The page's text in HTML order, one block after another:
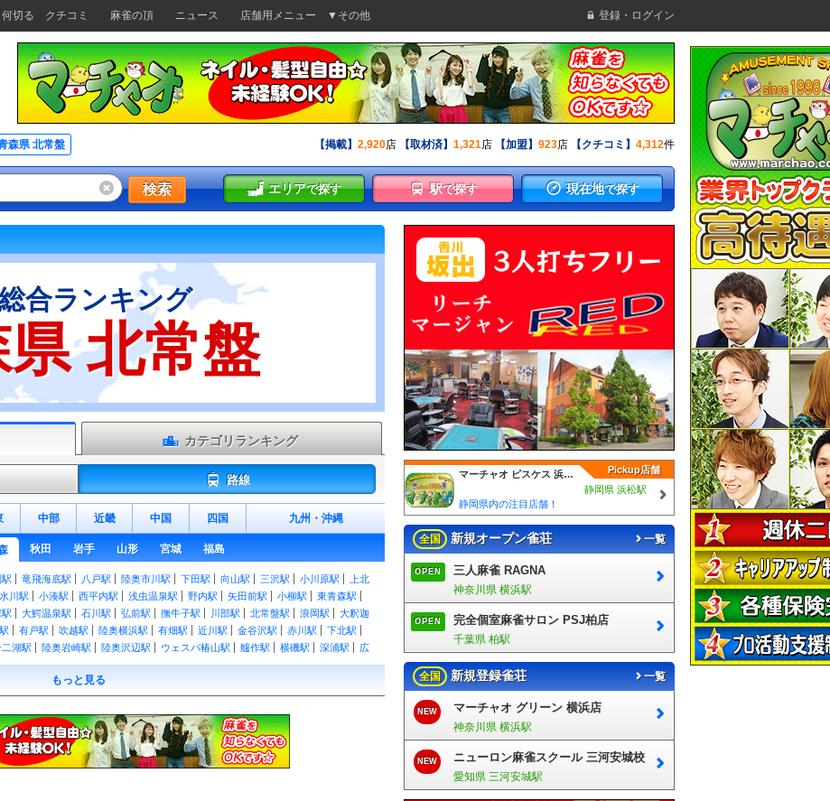
何切る クチコミ 麻雀の頂 ニュース 店舗用メニュー ▼その他 登録・ログイン
森県 北常盤 【掲載】 2,920店 【取材済】 1,321店 【加盟】 923店 【クチコミ】 4,312件
検索 エリアで探す 駅で探す 現在地で探す
合ランキング
北常盤
カテゴリランキング
路線
中部 近畿 中国 四国 九州 ・ 沖縄
秋田 岩手 山形 宮城 福島
竜飛海底駅 八戸駅 陸奥市川駅 下田駅 向山駅 三沢駅 小川原駅
上北
川駅 小湊駅 西平内駅 浅虫温泉駅 野内駅 矢田前駅 小柳駅
東青森駅
大鰐温泉駅 石川駅 弘前駅 撫牛子駅 川部駅 北常盤駅 浪岡駅
大釈迦
有戸駅 吹越駅 陸奥横浜駅 有畑駅 近川駅 金谷沢駅 赤川駅
下北駅
二湖駅 陸奥岩崎駅 陸奥沢辺駅 ウェスパ椿山駅 艫作駅 横磯駅 深浦駅
広
千畳敷駅 北金ケ沢駅 陸奥柳田駅 陸奥赤石駅 鰺ケ沢駅 鳴沢駅 越水駅
陸
陸奥鶴田駅
駅 瀬辺地駅 蟹田駅 大平駅 大川平駅 今別駅 津軽浜名駅 三厩駅
長苗代
プレイピア白浜駅 陸奥白浜駅 種差海岸駅 大久喜駅 金浜駅
嘉瀬駅 金木駅 芦野公園駅 川倉駅 大沢内駅 深郷田駅
駅 柏農高校前駅 津軽尾上駅 尾上高校前駅 田舎館駅 境松駅
校前駅 津軽大沢駅 松木平駅 小栗山駅 千年駅 聖愛中高前駅
もっと見る
Pickup店舗
マーチャオ ピスケス 浜松店
静岡県 浜松駅
静岡県内の注目店舗！
全国 新規オープン雀荘 一覧
OPEN 三人麻雀 RAGNA
神奈川県 横浜駅
OPEN 完全個室麻雀サロン PSJ柏店
千葉県 柏駅
全国 新規登録雀荘 一覧
NEW マーチャオ グリーン 横浜店
神奈川県 横浜駅
NEW ニューロン麻雀スクール 三河安城校
愛知県 三河安城駅